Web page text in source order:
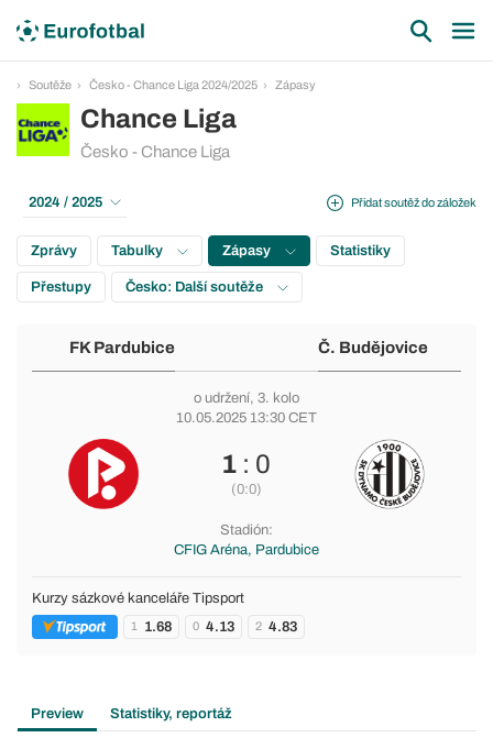
Soutěže Česko - Chance Liga 2024/2025 Zápasy
Chance Liga
Česko - Chance Liga
Přidat soutěž do záložek
2024 / 2025
Zprávy Tabulky Zápasy Statistiky
Přestupy Česko: Další soutěže
FK Pardubice Č. Budějovice
o udržení, 3. kolo
10.05.2025 13:30 CET
1 : 0
(0:0)
Stadión:
CFIG Aréna, Pardubice
Kurzy sázkové kanceláře Tipsport
1 1.68 0 4.13 2 4.83
Preview Statistiky, reportáž